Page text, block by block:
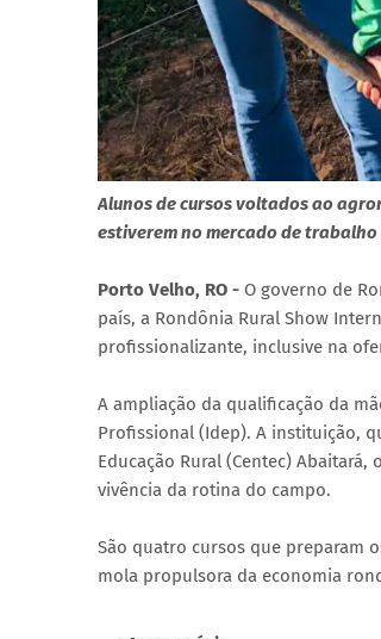
Alunos de cursos voltados ao
estiverem no mercado de trabalho
Porto Velho, RO - O governo de
país, a Rondônia Rural Show
profissionalizante, inclusive na
A ampliação da qualificação da
Profissional (Idep). A instituição,
Educação Rural (Centec)
vivência da rotina do campo.
São quatro cursos que preparam
mola propulsora da economia